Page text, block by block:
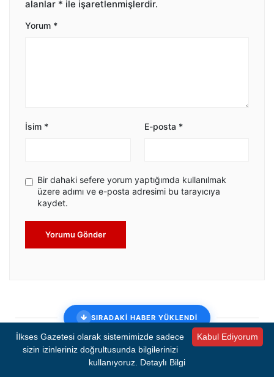
alanlar * ile işaretlenmişlerdir.
Yorum *
İsim * E-posta *
Bir dahaki sefere yorum yaptığımda kullanılmak
üzere adımı ve e-posta adresimi bu tarayıcıya
kaydet.
Yorumu Gönder
SIRADAKİ HABER YÜKLENDİ
İzmir'de ekmeğe zam geldi
Kabul Ediyorum
İlkses Gazetesi olarak sistemimizde sadece
sizin izinleriniz doğrultusunda bilgilerinizi
kullanıyoruz. Detaylı Bilgi